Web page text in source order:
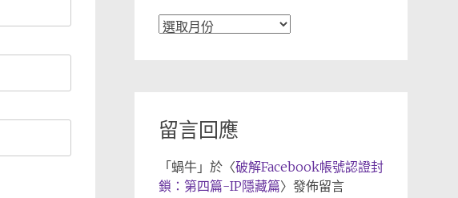
文
留言回應
「 蝸牛」於〈破解Facebook帳號認證封
鎖：第四篇-IP隱藏篇〉發佈留言